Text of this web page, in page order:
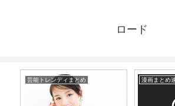
ロード
芸能トレンディまとめ 漫画まとめ